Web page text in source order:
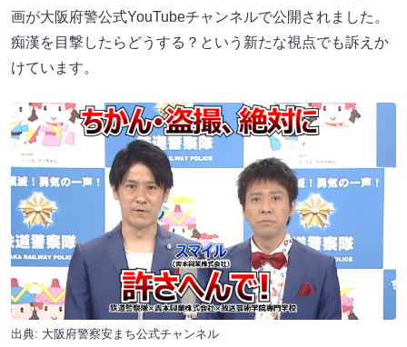
画が大阪府警公式YouTubeチャンネルで公開されました。
痴漢を目撃したらどうする？という新たな視点でも訴えか
けています。
出典: 大阪府警察安まち公式チャンネル